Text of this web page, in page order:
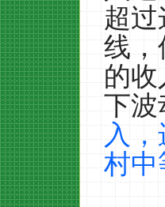
超过
线，
的收
下波
入，
村中